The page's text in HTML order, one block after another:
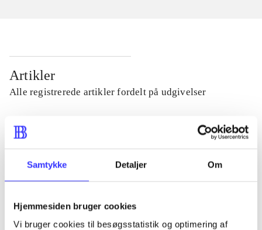
Samtykke Detaljer Om
Hjemmesiden bruger cookies
Vi bruger cookies til besøgsstatistik og optimering af
Artikler
Alle registrerede artikler fordelt på udgivelser
...
...